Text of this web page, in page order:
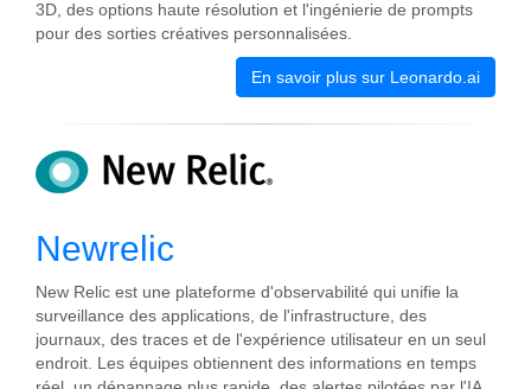
3D, des options haute résolution et l'ingénierie de prompts
pour des sorties créatives personnalisées.
En savoir plus sur Leonardo.ai
Newrelic
New Relic est une plateforme d'observabilité qui unifie la
surveillance des applications, de l'infrastructure, des
journaux, des traces et de l'expérience utilisateur en un seul
endroit. Les équipes obtiennent des informations en temps